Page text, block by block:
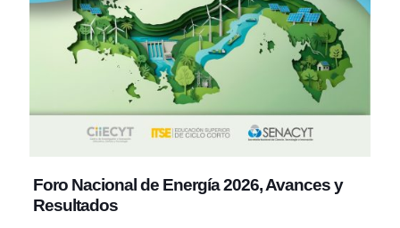
Foro Nacional de Energía 2026, Avances y
Resultados